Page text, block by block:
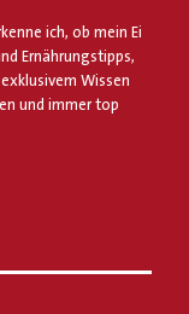
ich, ob mein Ei
Ernährungstipps,
Wissen
und immer top